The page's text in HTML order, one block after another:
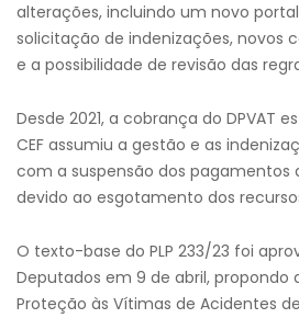
alterações, incluindo um novo
solicitação de indenizações, novos
e a possibilidade de revisão das
Desde 2021, a cobrança do DPVAT
CEF assumiu a gestão e as
com a suspensão dos pagamentos
devido ao esgotamento dos
O texto-base do PLP 233/23 foi
Deputados em 9 de abril, propondo
Proteção às Vítimas de Acidentes